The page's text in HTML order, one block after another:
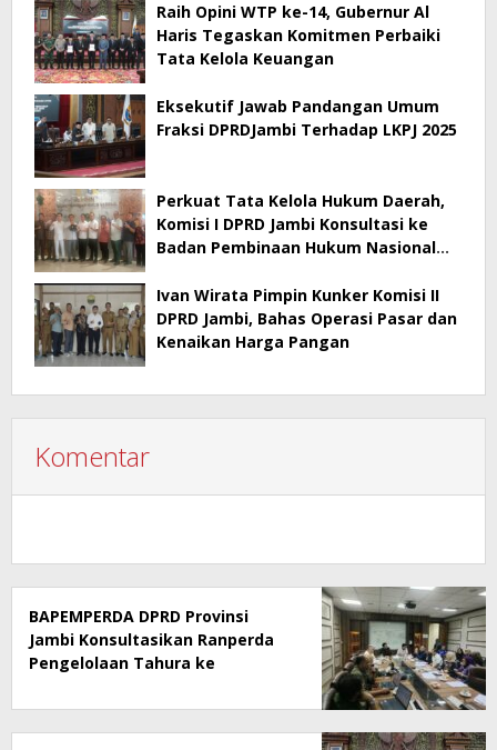
Raih Opini WTP ke-14, Gubernur Al
Haris Tegaskan Komitmen Perbaiki
Tata Kelola Keuangan
Eksekutif Jawab Pandangan Umum
Fraksi DPRDJambi Terhadap LKPJ 2025
Perkuat Tata Kelola Hukum Daerah,
Komisi I DPRD Jambi Konsultasi ke
Badan Pembinaan Hukum Nasional
Ivan Wirata Pimpin Kunker Komisi II
DPRD Jambi, Bahas Operasi Pasar dan
Kenaikan Harga Pangan
Komentar
BAPEMPERDA DPRD Provinsi
Jambi Konsultasikan Ranperda
Pengelolaan Tahura ke